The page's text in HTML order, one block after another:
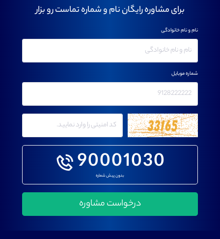
برای مشاوره رایگان نام و شماره تماست رو بزار
90001030
بدون پیش شماره
نام و نام خانوادگی
شماره موبایل